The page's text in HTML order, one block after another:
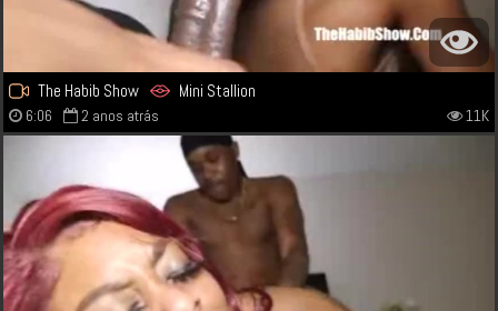
The Habib Show Mini Stallion
6:06 2 anos atrás 11K